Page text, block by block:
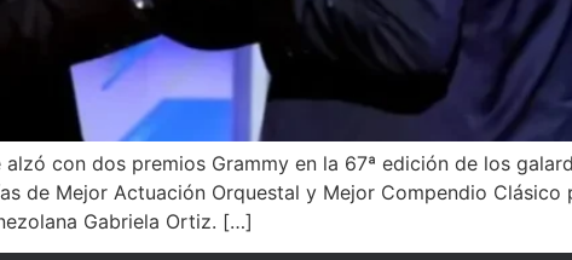
con dos premios Grammy en la 67ª edición de los
de Mejor Actuación Orquestal y Mejor Compendio Clásico
Gabriela Ortiz. […]